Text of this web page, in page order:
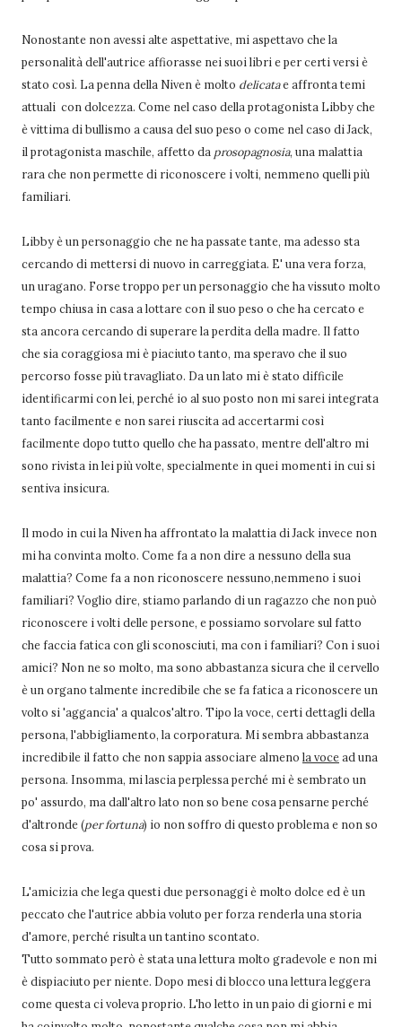
Nonostante non avessi alte aspettative, mi aspettavo che la
personalità dell'autrice affiorasse nei suoi libri e per certi versi è
stato così. La penna della Niven è molto delicatae affronta temi
attuali con dolcezza. Come nel caso della protagonista Libby che
è vittima di bullismo a causa del suo peso o come nel caso di Jack,
il protagonista maschile, affetto da prosopagnosia, una malattia
rara che non permette di riconoscere i volti, nemmeno quelli più
familiari.
Libby è un personaggio che ne ha passate tante, ma adesso sta
cercando di mettersi di nuovo in carreggiata. E' una vera forza,
un uragano. Forse troppo per un personaggio che ha vissuto molto
tempo chiusa in casa a lottare con il suo peso o che ha cercato e
sta ancora cercando di superare la perdita della madre. Il fatto
che sia coraggiosa mi è piaciuto tanto, ma speravo che il suo
percorso fosse più travagliato. Da un lato mi è stato difficile
identificarmi con lei, perché io al suo posto non mi sarei integrata
tanto facilmente e non sarei riuscita ad accertarmi così
facilmente dopo tutto quello che ha passato, mentre dell'altro mi
sono rivista in lei più volte, specialmente in quei momenti in cui si
sentiva insicura.
Il modo in cui la Niven ha affrontato la malattia di Jack invece non
mi ha convinta molto. Come fa a non dire a nessuno della sua
malattia? Come fa a non riconoscere nessuno,nemmeno i suoi
familiari? Voglio dire, stiamo parlando di un ragazzo che non può
riconoscere i volti delle persone, e possiamo sorvolare sul fatto
che faccia fatica con gli sconosciuti, ma con i familiari? Con i suoi
amici? Non ne so molto, ma sono abbastanza sicura che il cervello
è un organo talmente incredibile che se fa fatica a riconoscere un
volto si 'aggancia' a qualcos'altro. Tipo la voce, certi dettagli della
persona, l'abbigliamento, la corporatura. Mi sembra abbastanza
incredibile il fatto che non sappia associare almeno la vocead una
persona. Insomma, mi lascia perplessa perché mi è sembrato un
po' assurdo, ma dall'altro lato non so bene cosa pensarne perché
d'altronde (per fortuna) io non soffro di questo problema e non so
cosa si prova.
L'amicizia che lega questi due personaggi è molto dolce ed è un
peccato che l'autrice abbia voluto per forza renderla una storia
d'amore, perché risulta un tantino scontato.
Tutto sommato però è stata una lettura molto gradevole e non mi
è dispiaciuto per niente. Dopo mesi di blocco una lettura leggera
come questa ci voleva proprio. L'ho letto in un paio di giorni e mi